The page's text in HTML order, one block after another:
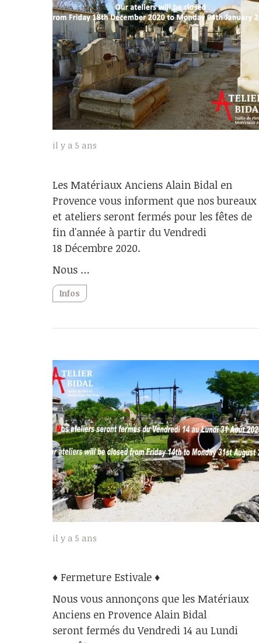
il y a 5 ans
Les Matériaux Anciens Alain Bidal en
Provence vous informent que nos bureaux
et ateliers seront fermés pour les fêtes de
fin d'année à partir du Vendredi
18 Décembre 2020.
Nous …
Infos
il y a 5 ans
♦ Fermeture Estivale ♦
Nous vous annonçons que les Matériaux
Anciens en Provence Alain Bidal
seront fermés du Vendredi 14 au Lundi